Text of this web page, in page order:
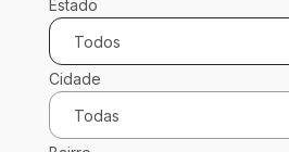
Estado
Todos
Cidade
Todas